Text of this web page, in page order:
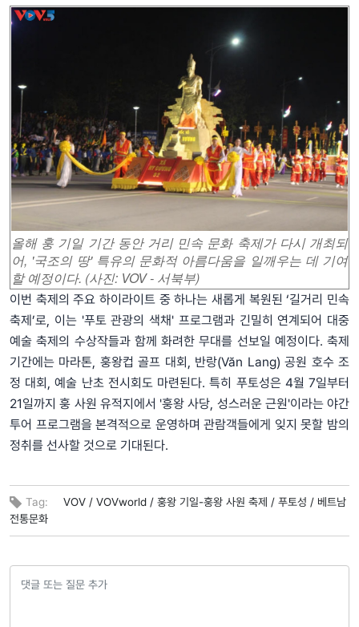
올해 훙 기일 기간 동안 거리 민속 문화 축제가 다시 개최되
어, '국조의 땅' 특유의 문화적 아름다움을 일깨우는 데 기여
할 예정이다. (사진: VOV - 서북부)
이번 축제의 주요 하이라이트 중 하나는 새롭게 복원된 ‘길거리 민속
축제’로, 이는 '푸토 관광의 색채' 프로그램과 긴밀히 연계되어 대중
예술 축제의 수상작들과 함께 화려한 무대를 선보일 예정이다. 축제
기간에는 마라톤, 훙왕컵 골프 대회, 반랑(Văn Lang) 공원 호수 조
정 대회, 예술 난초 전시회도 마련된다. 특히 푸토성은 4월 7일부터
21일까지 훙 사원 유적지에서 '훙왕 사당, 성스러운 근원'이라는 야간
투어 프로그램을 본격적으로 운영하며 관람객들에게 잊지 못할 밤의
정취를 선사할 것으로 기대된다.
Tag: VOV / VOVworld / 훙왕 기일-훙왕 사원 축제 / 푸토성 / 베트남
전통문화